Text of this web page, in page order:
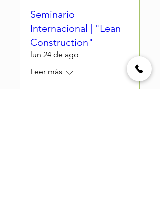
Seminario
Internacional | "Lean
Construction"
lun 24 de ago
Leer más